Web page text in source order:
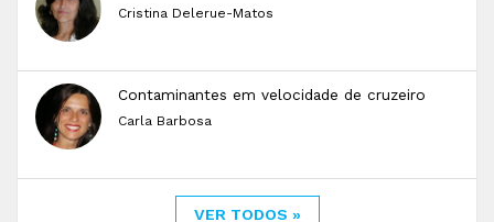
Cristina Delerue-Matos
Contaminantes em velocidade de cruzeiro
Carla Barbosa
VER TODOS »